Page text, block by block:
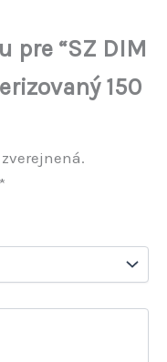
pre “SZ DIM
150
*